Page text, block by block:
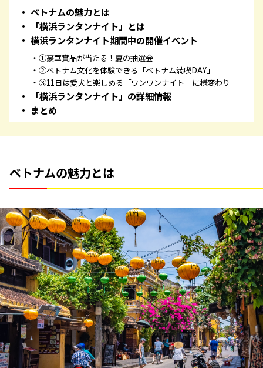
ベトナムの魅力とは
「横浜ランタンナイト」とは
横浜ランタンナイト期間中の開催イベント
①豪華賞品が当たる！夏の抽選会
②ベトナム文化を体験できる「ベトナム満喫DAY」
③11日は愛犬と楽しめる「ワンワンナイト」に様変わり
「横浜ランタンナイト」の詳細情報
まとめ
ベトナムの魅力とは